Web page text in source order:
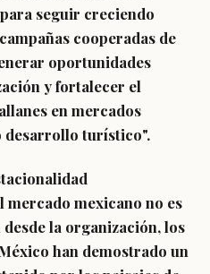
seguir creciendo
cooperadas de
oportunidades
y fortalecer el
en mercados
turístico".
mercado mexicano no es
la organización, los
han demostrado un